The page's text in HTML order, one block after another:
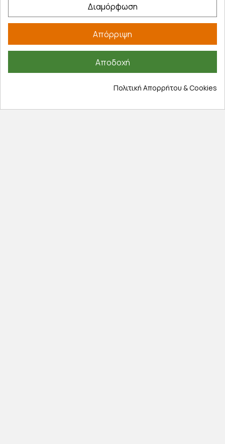
Εξυπηρέτηση πελατών
Τα αγαπημένα μου
Τρόποι πληρωμής
Εξέλιξη παραγγελίας
Διαμόρφωση
Απόρριψη
Αποδοχή
Πολιτική Απορρήτου & Cookies